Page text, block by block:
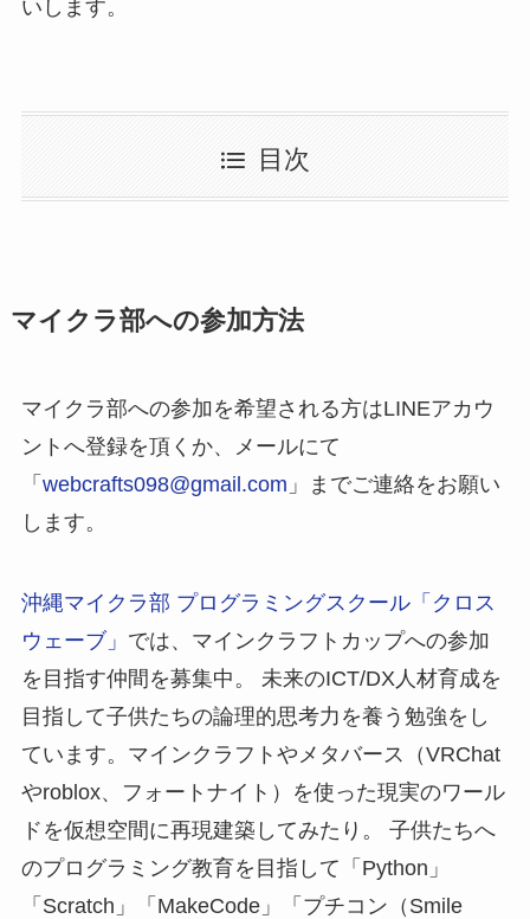
いします。
目次
マイクラ部への参加方法
マイクラ部への参加を希望される方はLINEアカウ
ントへ登録を頂くか、メールにて
「 webcrafts098@gmail.com 」までご連絡をお願い
します。
沖縄マイクラ部 プログラミングスクール「クロス
ウェーブ」 では、マインクラフトカップへの参加
を目指す仲間を募集中。 未来のICT/DX人材育成を
目指して子供たちの論理的思考力を養う勉強をし
ています。マインクラフトやメタバース（VRChat
やroblox、フォートナイト）を使った現実のワール
ドを仮想空間に再現建築してみたり。 子供たちへ
のプログラミング教育を目指して「Python」
「Scratch」「MakeCode」「プチコン（Smile